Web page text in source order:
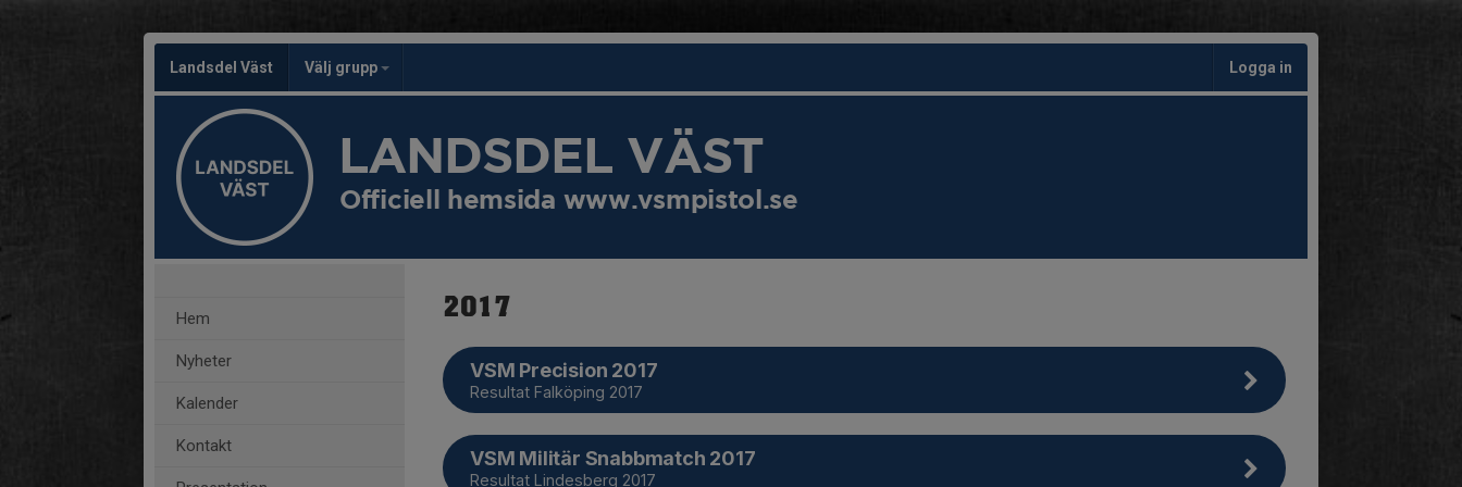
Landsdel Väst Välj grupp Logga in
LANDSDEL VÄST
Officiell hemsida www.vsmpistol.se
Hem
Nyheter
Kalender
Kontakt
2017
VSM Precision 2017
Resultat Falköping 2017
VSM Militär Snabbmatch 2017
Resultat Lindesberg 2017